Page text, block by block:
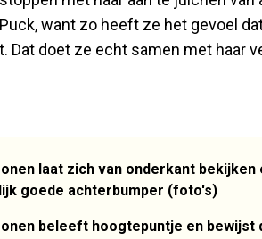
want zo heeft ze het gevoel
Dat doet ze echt samen met haar
laat zich van onderkant bekijken
goede achterbumper (foto's)
beleeft hoogtepuntje en bewijst